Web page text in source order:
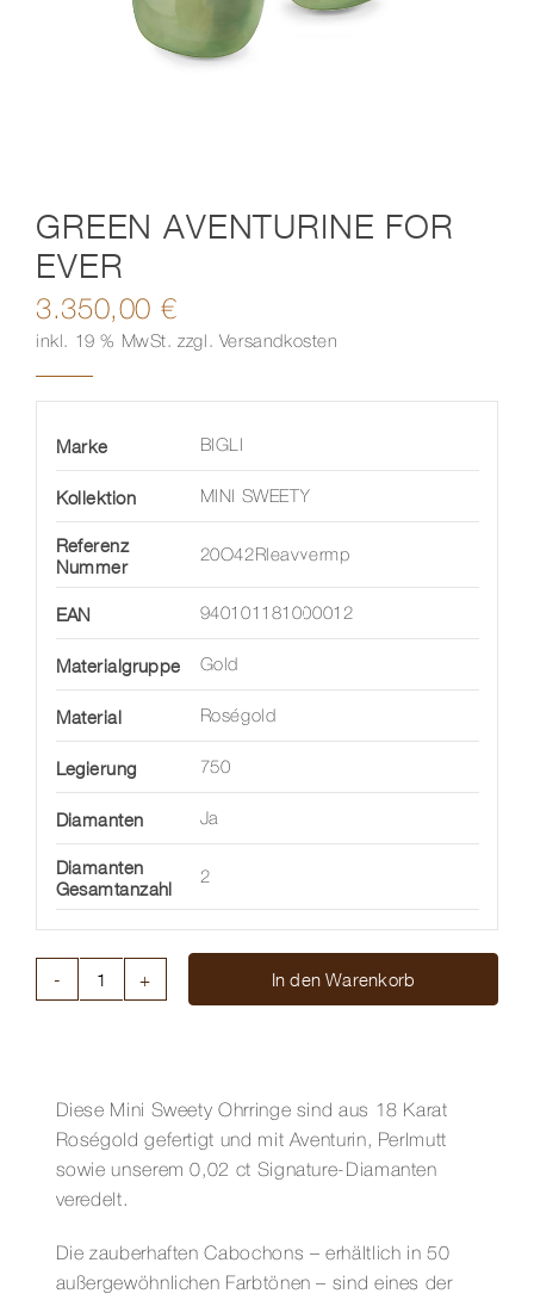
GREEN AVENTURINE FOR
EVER
3.350,00 €
inkl. 19 % MwSt. zzgl. Versandkosten
Marke BIGLI
Kollektion MINI SWEETY
Referenz
Nummer
20O42Rleavvermp
EAN 940101181000012
Materialgruppe Gold
Material Roségold
Legierung 750
Diamanten Ja
Diamanten
Gesamtanzahl
2
Menge
In den Warenkorb
Diese Mini Sweety Ohrringe sind aus 18 Karat
Roségold gefertigt und mit Aventurin, Perlmutt
sowie unserem 0,02 ct Signature-Diamanten
veredelt.
Die zauberhaften Cabochons – erhältlich in 50
außergewöhnlichen Farbtönen – sind eines der